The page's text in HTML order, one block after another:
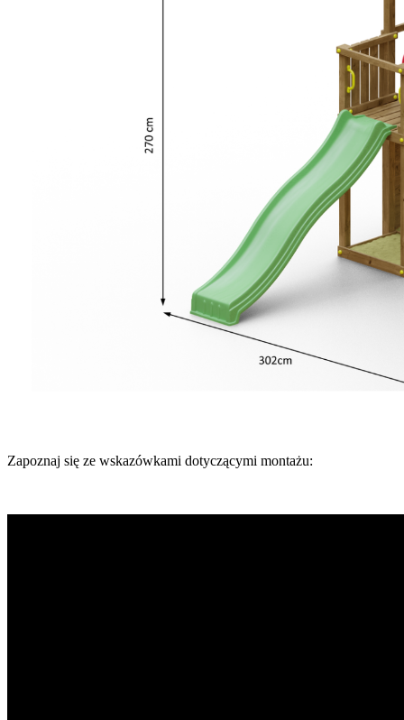
Zapoznaj się ze wskazówkami dotyczącymi montażu: